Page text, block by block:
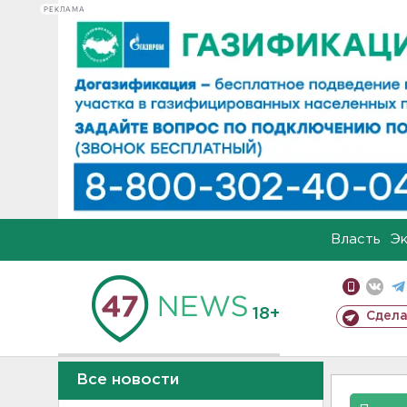
РЕКЛАМА
Власть
18+
Все новости